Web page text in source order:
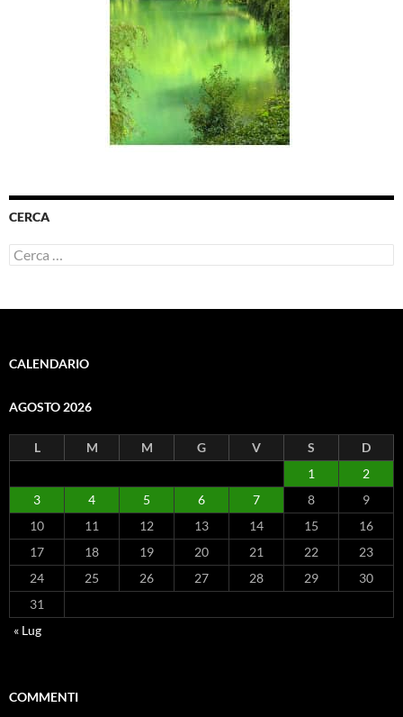
CERCA
Ricerca
per:
CALENDARIO
AGOSTO 2026
L M M G V S
D
1
2
3
4 5 6 7 8
9
10
11 12 13 14 15
16
17
18 19 20 21 22
23
24
25 26 27 28 29
30
31
« Lug
COMMENTI